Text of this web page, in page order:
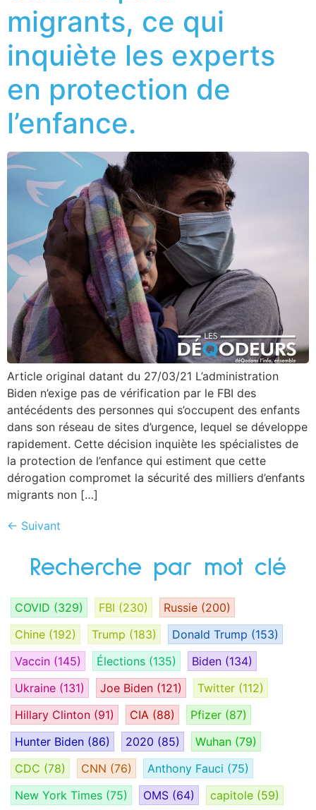
migrants, ce qui
inquiète les experts
en protection de
l’enfance.
Article original datant du 27/03/21 L’administration
Biden n’exige pas de vérification par le FBI des
antécédents des personnes qui s’occupent des enfants
dans son réseau de sites d’urgence, lequel se développe
rapidement. Cette décision inquiète les spécialistes de
la protection de l’enfance qui estiment que cette
dérogation compromet la sécurité des milliers d’enfants
migrants non […]
← Suivant
Recherche par mot clé
COVID (329) FBI (230) Russie (200)
Chine (192) Trump (183) Donald Trump (153)
Vaccin (145) Élections (135) Biden (134)
Ukraine (131) Joe Biden (121) Twitter (112)
Hillary Clinton (91) CIA (88) Pfizer (87)
Hunter Biden (86) 2020 (85) Wuhan (79)
CDC (78) CNN (76) Anthony Fauci (75)
New York Times (75) OMS (64) capitole (59)